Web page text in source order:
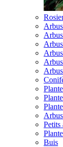
Petits
Buis